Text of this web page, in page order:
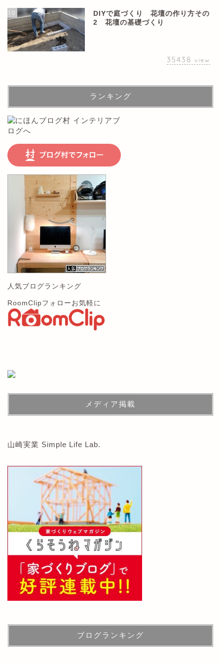
10
DIYで庭づくり 花壇の作り方その
2 花壇の基礎づくり
35438 view
ランキング
人気ブログランキング
RoomClipフォローお気軽に
メディア掲載
山崎実業 Simple Life Lab.
ブログランキング